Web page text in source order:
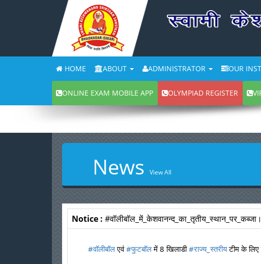
HOME ABOUT ADMINISTRATOR OUR
ONLINE EXAM MOBILE APP OLYMPIAD REGISTER
News View All
Notice : #वॉलीबॉल_में_केशवानन्द_का_तृतीय_स्थान_पर_कब्जा।
#वॉलीबॉल एवं #फुटबॉल में 8 खिलाडी #राज्य_स्तरीय टीम के लिए